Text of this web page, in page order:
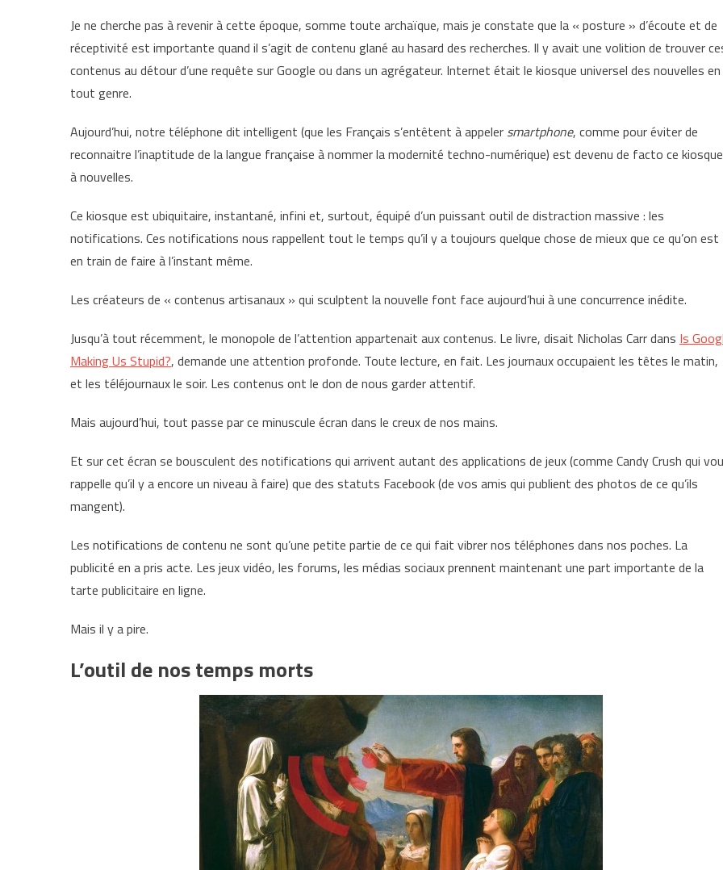
Je ne cherche pas à revenir à cette époque, somme toute archaïque, mais je constate que la « posture » d’écoute et de
réceptivité est importante quand il s’agit de contenu glané au hasard des recherches. Il y avait une volition de trouver
contenus au détour d’une requête sur Google ou dans un agrégateur. Internet était le kiosque universel des nouvelles en
tout genre.
Aujourd’hui, notre téléphone dit intelligent (que les Français s’entêtent à appeler smartphone, comme pour éviter de
reconnaitre l’inaptitude de la langue française à nommer la modernité techno-numérique) est devenu de facto ce kiosque
à nouvelles.
Ce kiosque est ubiquitaire, instantané, infini et, surtout, équipé d’un puissant outil de distraction massive : les
notifications. Ces notifications nous rappellent tout le temps qu’il y a toujours quelque chose de mieux que ce qu’on est
en train de faire à l’instant même.
Les créateurs de « contenus artisanaux » qui sculptent la nouvelle font face aujourd’hui à une concurrence inédite.
Jusqu’à tout récemment, le monopole de l’attention appartenait aux contenus. Le livre, disait Nicholas Carr dans Is
Making Us Stupid?, demande une attention profonde. Toute lecture, en fait. Les journaux occupaient les têtes le matin,
et les téléjournaux le soir. Les contenus ont le don de nous garder attentif.
Mais aujourd’hui, tout passe par ce minuscule écran dans le creux de nos mains.
Et sur cet écran se bousculent des notifications qui arrivent autant des applications de jeux (comme Candy Crush qui
rappelle qu’il y a encore un niveau à faire) que des statuts Facebook (de vos amis qui publient des photos de ce qu’ils
mangent).
Les notifications de contenu ne sont qu’une petite partie de ce qui fait vibrer nos téléphones dans nos poches. La
publicité en a pris acte. Les jeux vidéo, les forums, les médias sociaux prennent maintenant une part importante de la
tarte publicitaire en ligne.
Mais il y a pire.
L’outil de nos temps morts